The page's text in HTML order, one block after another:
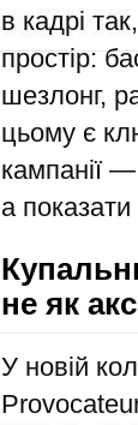
в кадрі
простір:
шезлонг,
цьому є
кампанії
а показати
не як
У новій